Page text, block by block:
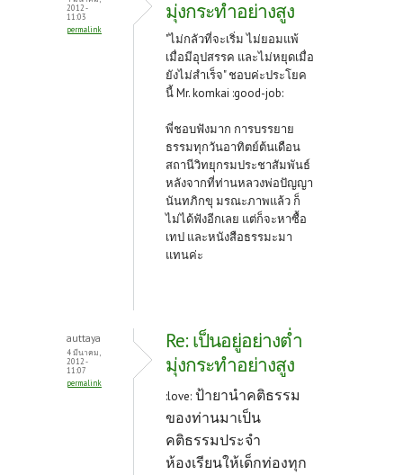
2012 -
11:03
permalink
มุ่งกระทำอย่างสูง
"ไม่กลัวที่จะเริ่ม ไม่ยอมแพ้
เมื่อมีอุปสรรค และไม่หยุดเมื่อ
ยังไม่สำเร็จ" ชอบค่ะประโยค
นี้ Mr. komkai :good-job:
พี่ชอบฟังมาก การบรรยาย
ธรรมทุกวันอาทิตย์ต้นเดือน
สถานีวิทยุกรมประชาสัมพันธ์
หลังจากที่ท่านหลวงพ่อปัญญา
นันทภิกขุ มรณะภาพแล้ว ก็
ไม่ได้ฟังอีกเลย แต่ก็จะหาซื้อ
เทป และหนังสือธรรมะมา
แทนค่ะ
auttaya
4 มีนาคม,
2012 -
11:07
permalink
Re: เป็นอยู่อย่างต่ำ
มุ่งกระทำอย่างสูง
:love: ป้ายานำคติธรรม
ของท่านมาเป็น
คติธรรมประจำ
ห้องเรียนให้เด็กท่องทุก